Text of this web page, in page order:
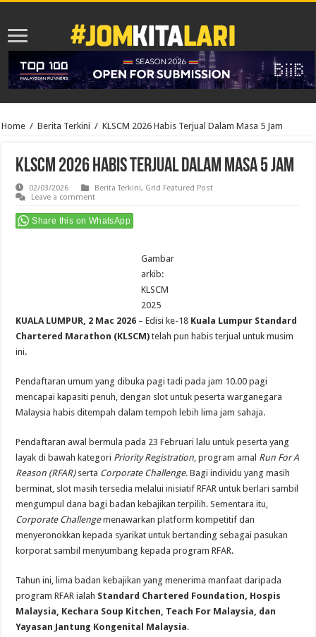
Home / Berita Terkini / KLSCM 2026 Habis Terjual Dalam Masa 5 Jam
KLSCM 2026 Habis Terjual Dalam Masa 5 Jam
02/03/2026 Berita Terkini, Grid Featured Post
Leave a comment
Share this on WhatsApp
Gambar
arkib:
KLSCM
2025
KUALA LUMPUR, 2 Mac 2026 – Edisi ke-18 Kuala Lumpur Standard
Chartered Marathon (KLSCM) telah pun habis terjual untuk musim
ini.
Pendaftaran umum yang dibuka pagi tadi pada jam 10.00 pagi
mencapai kapasiti penuh, dengan slot untuk peserta warganegara
Malaysia habis ditempah dalam tempoh lebih lima jam sahaja.
Pendaftaran awal bermula pada 23 Februari lalu untuk peserta yang
layak di bawah kategori Priority Registration , program amal Run For A
Reason (RFAR)serta Corporate Challenge. Bagi individu yang masih
berminat, slot masih tersedia melalui inisiatif RFAR untuk berlari sambil
mengumpul dana bagi badan kebajikan terpilih. Sementara itu,
Corporate Challengemenawarkan platform kompetitif dan
menyeronokkan kepada syarikat untuk bertanding sebagai pasukan
korporat sambil menyumbang kepada program RFAR.
Tahun ini, lima badan kebajikan yang menerima manfaat daripada
program RFAR ialah Standard Chartered Foundation, Hospis
Malaysia, Kechara Soup Kitchen, Teach For Malaysia, dan
Yayasan Jantung Kongenital Malaysia.